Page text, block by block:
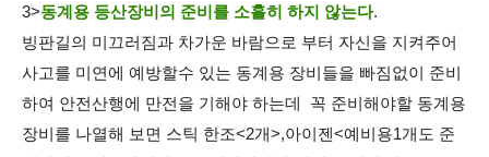
3>동계용 등산장비의 준비를 소홀히 하지 않는다.
빙판길의 미끄러짐과 차가운 바람으로 부터 자신을 지켜주어
사고를 미연에 예방할수 있는 동계용 장비들을 빠짐없이 준비
하여 안전산행에 만전을 기해야 하는데 꼭 준비해야할 동계용
장비를 나열해 보면 스틱 한조<2개>,아이젠<예비용1개도 준